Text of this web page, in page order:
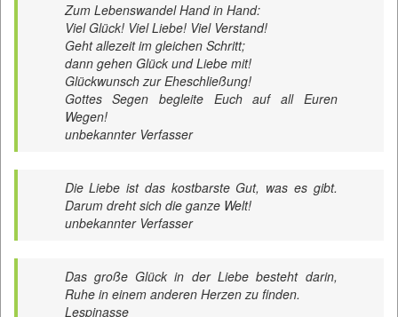
Zum Lebenswandel Hand in Hand:
Viel Glück! Viel Liebe! Viel Verstand!
Geht allezeit im gleichen Schritt;
dann gehen Glück und Liebe mit!
Glückwunsch zur Eheschließung!
Gottes Segen begleite Euch auf all Euren
Wegen!
unbekannter Verfasser
Die Liebe ist das kostbarste Gut, was es gibt.
Darum dreht sich die ganze Welt!
unbekannter Verfasser
Das große Glück in der Liebe besteht darin,
Ruhe in einem anderen Herzen zu finden.
Lespinasse